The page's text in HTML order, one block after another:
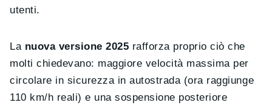
utenti.
La nuova versione 2025 rafforza proprio ciò che
molti chiedevano: maggiore velocità massima per
circolare in sicurezza in autostrada (ora raggiunge
110 km/h reali) e una sospensione posteriore